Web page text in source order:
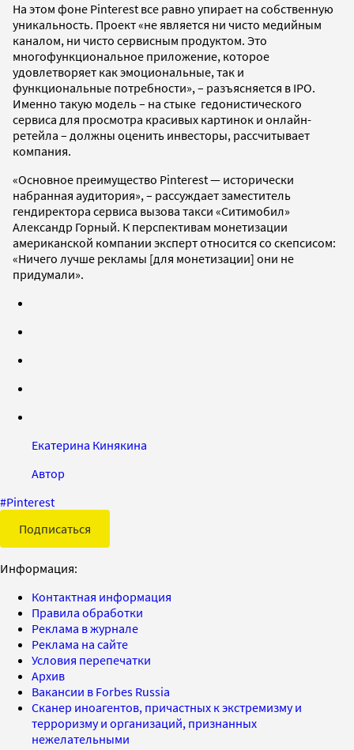
На этом фоне Pinterest все равно упирает на собственную
уникальность. Проект «не является ни чисто медийным
каналом, ни чисто сервисным продуктом. Это
многофункциональное приложение, которое
удовлетворяет как эмоциональные, так и
функциональные потребности», – разъясняется в IPO.
Именно такую модель – на стыке гедонистического
сервиса для просмотра красивых картинок и онлайн-
ретейла – должны оценить инвесторы, рассчитывает
компания.
«Основное преимущество Pinterest — исторически
набранная аудитория», – рассуждает заместитель
гендиректора сервиса вызова такси «Ситимобил»
Александр Горный. К перспективам монетизации
американской компании эксперт относится со скепсисом:
«Ничего лучше рекламы [для монетизации] они не
придумали».
Екатерина Кинякина
Автор
#Pinterest
Подписаться
Информация:
Контактная информация
Правила обработки
Реклама в журнале
Реклама на сайте
Условия перепечатки
Архив
Вакансии в Forbes Russia
Сканер иноагентов, причастных к экстремизму и
терроризму и организаций, признанных
нежелательными